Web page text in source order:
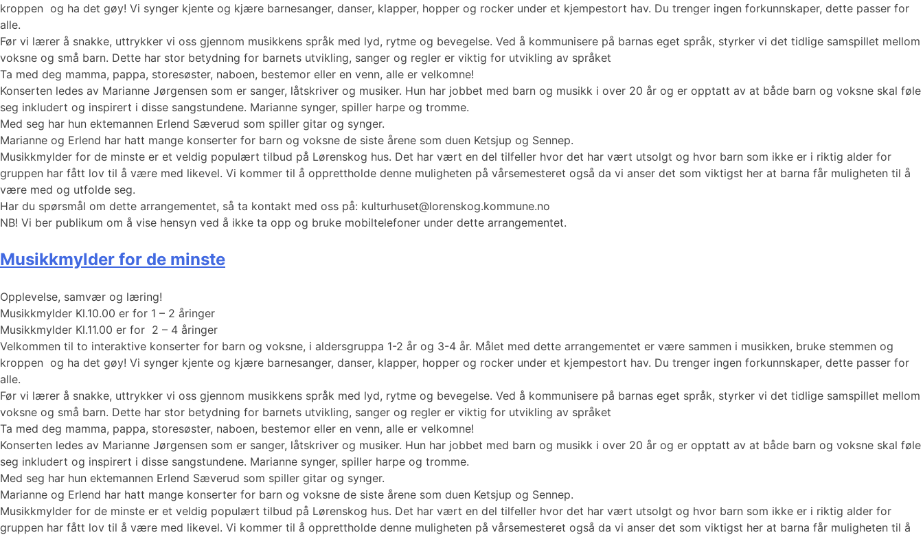
kroppen og ha det gøy! Vi synger kjente og kjære barnesanger, danser, klapper, hopper og rocker under et kjempestort hav. Du trenger ingen forkunnskaper, dette passer for
alle.
Før vi lærer å snakke, uttrykker vi oss gjennom musikkens språk med lyd, rytme og bevegelse. Ved å kommunisere på barnas eget språk, styrker vi det tidlige samspillet mellom
voksne og små barn. Dette har stor betydning for barnets utvikling, sanger og regler er viktig for utvikling av språket
Ta med deg mamma, pappa, storesøster, naboen, bestemor eller en venn, alle er velkomne!
Konserten ledes av Marianne Jørgensen som er sanger, låtskriver og musiker. Hun har jobbet med barn og musikk i over 20 år og er opptatt av at både barn og voksne skal føle
seg inkludert og inspirert i disse sangstundene. Marianne synger, spiller harpe og tromme.
Med seg har hun ektemannen Erlend Sæverud som spiller gitar og synger.
Marianne og Erlend har hatt mange konserter for barn og voksne de siste årene som duen Ketsjup og Sennep.
Musikkmylder for de minste er et veldig populært tilbud på Lørenskog hus. Det har vært en del tilfeller hvor det har vært utsolgt og hvor barn som ikke er i riktig alder for
gruppen har fått lov til å være med likevel. Vi kommer til å opprettholde denne muligheten på vårsemesteret også da vi anser det som viktigst her at barna får muligheten til å
være med og utfolde seg.
Har du spørsmål om dette arrangementet, så ta kontakt med oss på: kulturhuset@lorenskog.kommune.no
NB! Vi ber publikum om å vise hensyn ved å ikke ta opp og bruke mobiltelefoner under dette arrangementet.
Musikkmylder for de minste
Opplevelse, samvær og læring!
Musikkmylder Kl.10.00 er for 1 – 2 åringer
Musikkmylder Kl.11.00 er for 2 – 4 åringer
Velkommen til to interaktive konserter for barn og voksne, i aldersgruppa 1-2 år og 3-4 år. Målet med dette arrangementet er være sammen i musikken, bruke stemmen og
kroppen og ha det gøy! Vi synger kjente og kjære barnesanger, danser, klapper, hopper og rocker under et kjempestort hav. Du trenger ingen forkunnskaper, dette passer for
alle.
Før vi lærer å snakke, uttrykker vi oss gjennom musikkens språk med lyd, rytme og bevegelse. Ved å kommunisere på barnas eget språk, styrker vi det tidlige samspillet mellom
voksne og små barn. Dette har stor betydning for barnets utvikling, sanger og regler er viktig for utvikling av språket
Ta med deg mamma, pappa, storesøster, naboen, bestemor eller en venn, alle er velkomne!
Konserten ledes av Marianne Jørgensen som er sanger, låtskriver og musiker. Hun har jobbet med barn og musikk i over 20 år og er opptatt av at både barn og voksne skal føle
seg inkludert og inspirert i disse sangstundene. Marianne synger, spiller harpe og tromme.
Med seg har hun ektemannen Erlend Sæverud som spiller gitar og synger.
Marianne og Erlend har hatt mange konserter for barn og voksne de siste årene som duen Ketsjup og Sennep.
Musikkmylder for de minste er et veldig populært tilbud på Lørenskog hus. Det har vært en del tilfeller hvor det har vært utsolgt og hvor barn som ikke er i riktig alder for
gruppen har fått lov til å være med likevel. Vi kommer til å opprettholde denne muligheten på vårsemesteret også da vi anser det som viktigst her at barna får muligheten til å